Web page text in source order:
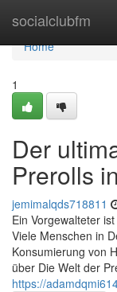
socialclubfm
Home
Home
1
Der
Prerolls
jemimalqds718811
Ein Vorgewalteter
Viele Menschen in
Konsumierung von
über Die Welt der
https://